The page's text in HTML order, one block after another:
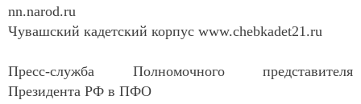
nn.narod.ru
Чувашский кадетский корпус www.chebkadet21.ru
Пресс-служба Полномочного представителя
Президента РФ в ПФО